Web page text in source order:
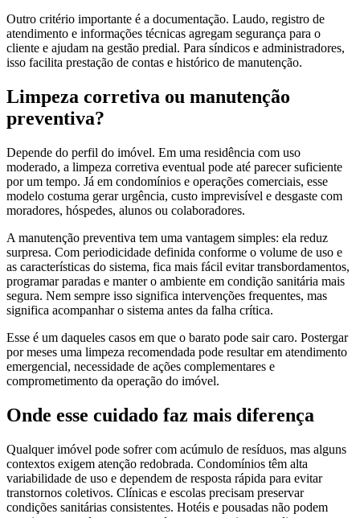
Outro critério importante é a documentação. Laudo, registro de
atendimento e informações técnicas agregam segurança para o
cliente e ajudam na gestão predial. Para síndicos e administradores,
isso facilita prestação de contas e histórico de manutenção.
Limpeza corretiva ou manutenção
preventiva?
Depende do perfil do imóvel. Em uma residência com uso
moderado, a limpeza corretiva eventual pode até parecer suficiente
por um tempo. Já em condomínios e operações comerciais, esse
modelo costuma gerar urgência, custo imprevisível e desgaste com
moradores, hóspedes, alunos ou colaboradores.
A manutenção preventiva tem uma vantagem simples: ela reduz
surpresa. Com periodicidade definida conforme o volume de uso e
as características do sistema, fica mais fácil evitar transbordamentos,
programar paradas e manter o ambiente em condição sanitária mais
segura. Nem sempre isso significa intervenções frequentes, mas
significa acompanhar o sistema antes da falha crítica.
Esse é um daqueles casos em que o barato pode sair caro. Postergar
por meses uma limpeza recomendada pode resultar em atendimento
emergencial, necessidade de ações complementares e
comprometimento da operação do imóvel.
Onde esse cuidado faz mais diferença
Qualquer imóvel pode sofrer com acúmulo de resíduos, mas alguns
contextos exigem atenção redobrada. Condomínios têm alta
variabilidade de uso e dependem de resposta rápida para evitar
transtornos coletivos. Clínicas e escolas precisam preservar
condições sanitárias consistentes. Hotéis e pousadas não podem